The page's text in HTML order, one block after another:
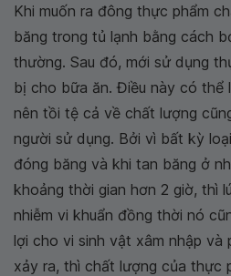
Khi muốn ra đông thực phẩm
băng trong tủ lạnh bằng cách
thường. Sau đó, mới sử dụng
bị cho bữa ăn. Điều này có thể
nên tồi tệ cả về chất lượng
người sử dụng. Bởi vì bất kỳ
đóng băng và khi tan băng ở
khoảng thời gian hơn 2 giờ, thì
nhiễm vi khuẩn đồng thời nó
lợi cho vi sinh vật xâm nhập và
xảy ra, thì chất lượng của thực